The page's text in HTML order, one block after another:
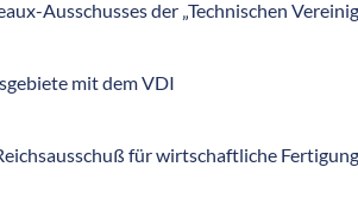
Ausschusses der „Technischen
mit dem VDI
für wirtschaftliche